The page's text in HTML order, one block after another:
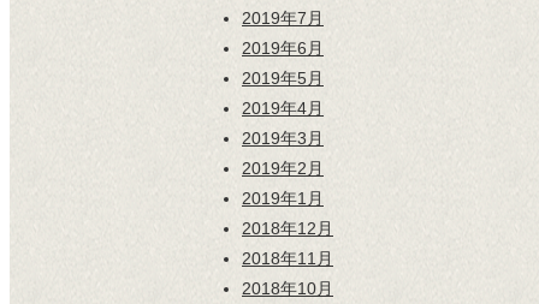
2019年7月
2019年6月
2019年5月
2019年4月
2019年3月
2019年2月
2019年1月
2018年12月
2018年11月
2018年10月